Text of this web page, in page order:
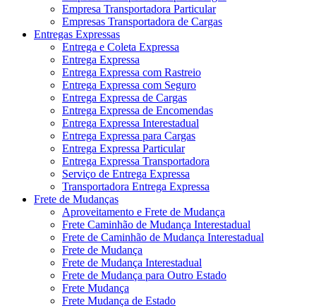
Empresa Transportadora Particular
Empresas Transportadora de Cargas
Entregas Expressas
Entrega e Coleta Expressa
Entrega Expressa
Entrega Expressa com Rastreio
Entrega Expressa com Seguro
Entrega Expressa de Cargas
Entrega Expressa de Encomendas
Entrega Expressa Interestadual
Entrega Expressa para Cargas
Entrega Expressa Particular
Entrega Expressa Transportadora
Serviço de Entrega Expressa
Transportadora Entrega Expressa
Frete de Mudanças
Aproveitamento e Frete de Mudança
Frete Caminhão de Mudança Interestadual
Frete de Caminhão de Mudança Interestadual
Frete de Mudança
Frete de Mudança Interestadual
Frete de Mudança para Outro Estado
Frete Mudança
Frete Mudança de Estado